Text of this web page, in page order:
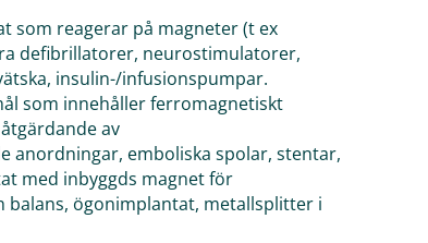
som reagerar på magneter (t ex
defibrillatorer, neurostimulatorer,
insulin-/infusionspumpar.
som innehåller ferromagnetiskt
av
anordningar, emboliska spolar, stentar,
med inbyggds magnet för
balans, ögonimplantat, metallsplitter i